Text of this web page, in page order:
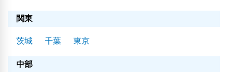
関東
茨城 千葉 東京
中部